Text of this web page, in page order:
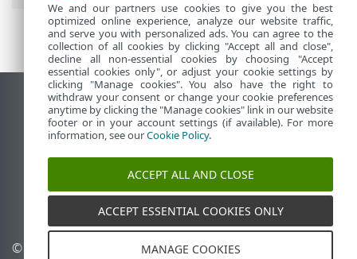
Afficher le site pour ordinateur de bureau
End of Life
Base de connaissances ESET
Forum ESET
ESET Status Portal
Assistance régionale
© 1992 - 2026 ESET, spol. s
Gérer les témoins
We and our partners use cookies to give you the best
optimized online experience, analyze our website traffic,
and serve you with personalized ads. You can agree to the
collection of all cookies by clicking "Accept all and close",
decline all non-essential cookies by choosing "Accept
essential cookies only", or adjust your cookie settings by
clicking "Manage cookies". You also have the right to
withdraw your consent or change your cookie preferences
anytime by clicking the "Manage cookies" link in our website
footer or in your account settings (if available). For more
information, see ourCookie Policy.
ACCEPT ALL AND CLOSE
ACCEPT ESSENTIAL COOKIES ONLY
MANAGE COOKIES